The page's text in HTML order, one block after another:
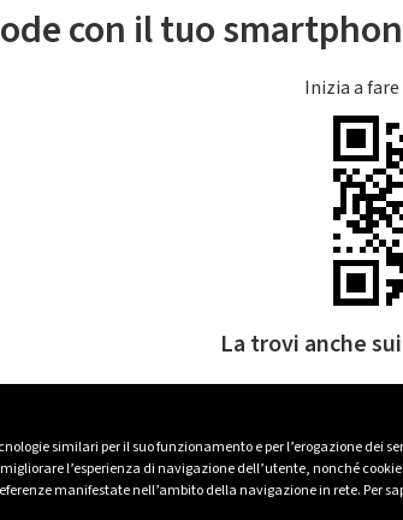
similari per il suo funzionamento e per l’erogazione dei
l’esperienza di navigazione dell’utente, nonché
manifestate nell’ambito della navigazione in rete. Per
con il tuo
Inizia a
La trovi anche